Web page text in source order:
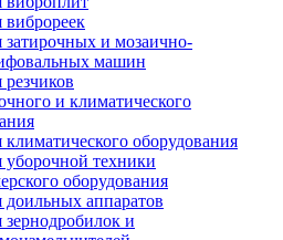
виброреек
затирочных и мозаично-
машин
резчиков
и климатического
климатического оборудования
уборочной техники
оборудования
доильных аппаратов
зернодробилок и